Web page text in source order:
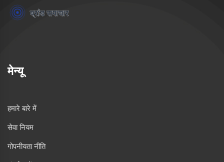
मेन्यू
हमारे बारे में
सेवा नियम
गोपनीयता नीति